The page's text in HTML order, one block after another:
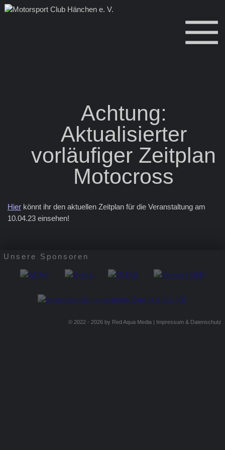
Achtung:
Aktualisierter
vorläufiger Zeitplan
Motocross
Hierkönnt ihr den aktuellen Zeitplan für die Veranstaltung am
10.04.23 einsehen!
Unsere Sponsoren
© 2022 - 2026 by Red Aqua Media| Impressum & Datenschutz